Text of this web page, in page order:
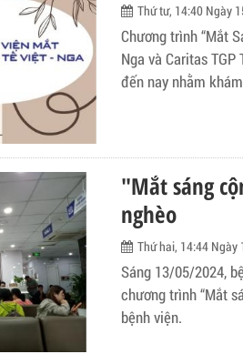
Thứ tư, 14:40 Ngày
Chương trình “Mắt
Nga và Caritas
đến nay nhằm
"Mắt sáng
nghèo
Thứ hai, 14:44
Sáng 13/05/2024,
chương trình “Mắt
bệnh viện.